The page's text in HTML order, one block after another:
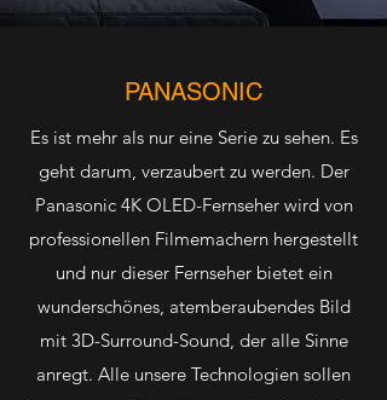
PANASONIC
Es ist mehr als nur eine Serie zu sehen. Es
geht darum, verzaubert zu werden. Der
Panasonic 4K OLED-Fernseher wird von
professionellen Filmemachern hergestellt
und nur dieser Fernseher bietet ein
wunderschönes, atemberaubendes Bild
mit 3D-Surround-Sound, der alle Sinne
anregt. Alle unsere Technologien sollen